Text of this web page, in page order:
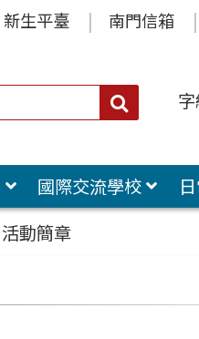
新生平臺 南門信箱
搜
字
國際交流學校
動簡章